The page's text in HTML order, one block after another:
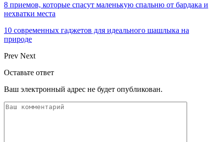
8 приемов, которые спасут маленькую спальню от бардака и
нехватки места
10 современных гаджетов для идеального шашлыка на
природе
Prev Next
Оставьте ответ
Ваш электронный адрес не будет опубликован.